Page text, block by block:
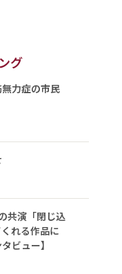
グ
力症の市民
共演「閉じ込
れる作品に
ビュー】